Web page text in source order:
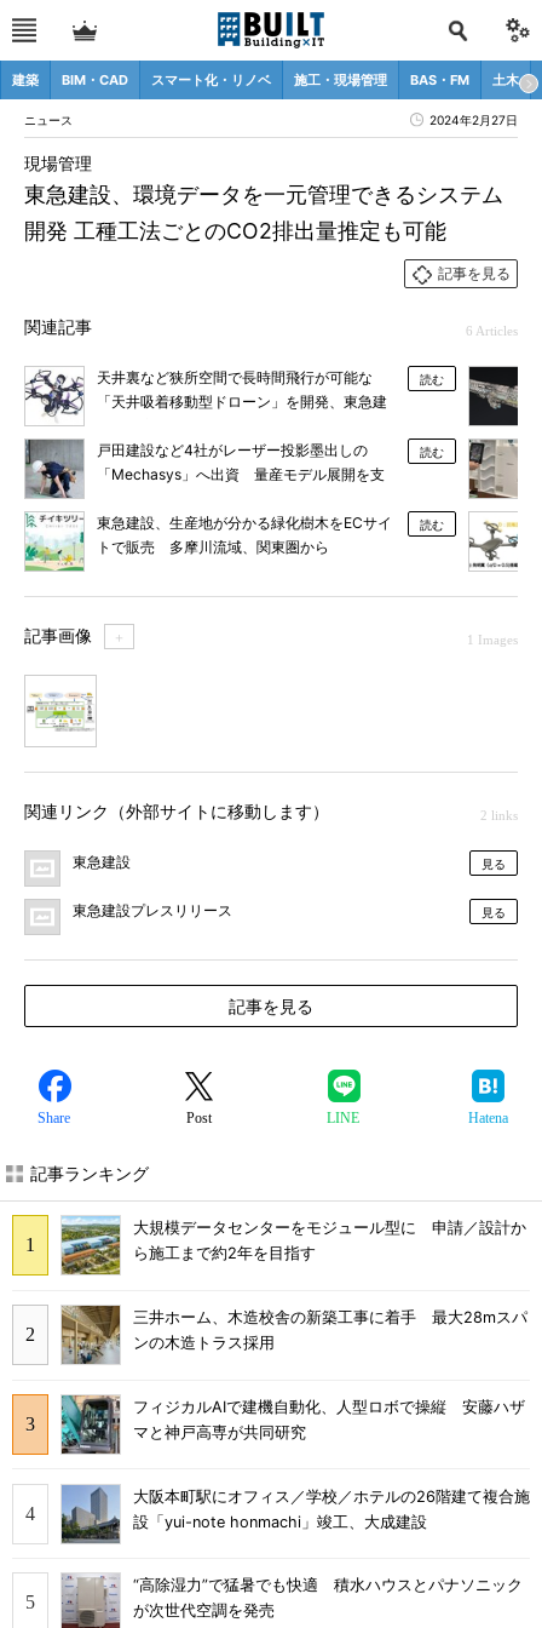
建築 BIM・CAD スマート化・リノベ 施工・現場管理 BAS・FM 土木
ニュース 2024年2月27日
東急建設、環境データを一元管理できるシステム
開発 工種工法ごとのCO2排出量推定も可能
現場管理
記事を見る
関連記事 6 Articles
天井裏など狭所空間で長時間飛行が可能な
「天井吸着移動型ドローン」を開発、東急建
読む
戸田建設など4社がレーザー投影墨出しの
「Mechasys」へ出資 量産モデル展開を支
読む
東急建設、生産地が分かる緑化樹木をECサイ
トで販売 多摩川流域、関東圏から
読む
記事画像 ＋ 1 Images
関連リンク（外部サイトに移動します） 2 links
東急建設 見る
東急建設プレスリリース 見る
記事を見る
Share Post LINE Hatena
記事ランキング
大規模データセンターをモジュール型に 申請／設計か
ら施工まで約2年を目指す
三井ホーム、木造校舎の新築工事に着手 最大28mスパ
ンの木造トラス採用
フィジカルAIで建機自動化、人型ロボで操縦 安藤ハザ
マと神戸高専が共同研究
大阪本町駅にオフィス／学校／ホテルの26階建て複合施
設「yui-note honmachi」竣工、大成建設
“高除湿力”で猛暑でも快適 積水ハウスとパナソニック
が次世代空調を発売